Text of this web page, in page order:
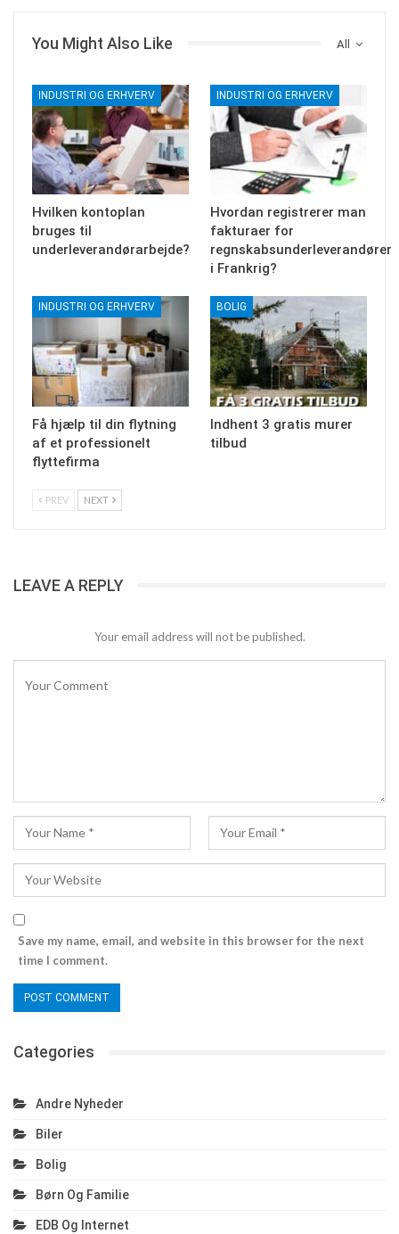
All
You Might Also Like
INDUSTRI OG ERHVERV
Hvilken kontoplan
bruges til
underleverandørarbejde?
INDUSTRI OG ERHVERV
Hvordan registrerer man
fakturaer for
regnskabsunderleverandører
i Frankrig?
INDUSTRI OG ERHVERV
Få hjælp til din flytning
af et professionelt
flyttefirma
BOLIG
Indhent 3 gratis murer
tilbud
PREV NEXT
LEAVE A REPLY
Your email address will not be published.
Save my name, email, and website in this browser for the next
time I comment.
Categories
Andre Nyheder
Biler
Bolig
Børn Og Familie
EDB Og Internet